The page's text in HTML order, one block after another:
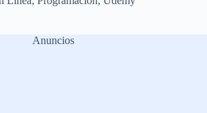
Anuncios